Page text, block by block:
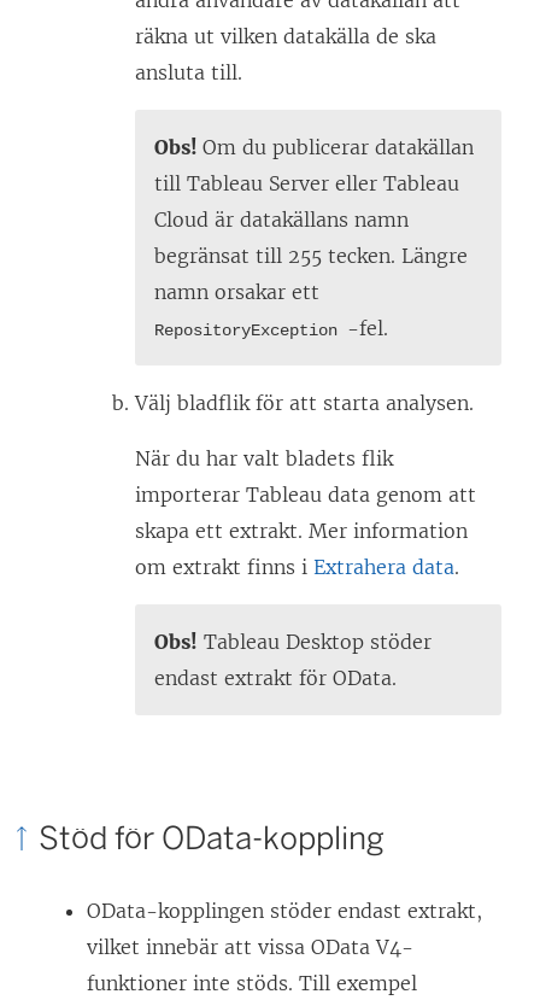
räkna ut vilken datakälla de ska
ansluta till.
Obs! Om du publicerar datakällan
till Tableau Server eller Tableau
Cloud är datakällans namn
begränsat till 255 tecken. Längre
namn orsakar ett
RepositoryException -fel.
Välj bladflik för att starta analysen.
När du har valt bladets flik
importerar Tableau data genom att
skapa ett extrakt. Mer information
om extrakt finns i Extrahera data.
Obs! Tableau Desktop stöder
endast extrakt för OData.
Stöd för OData-koppling
OData-kopplingen stöder endast extrakt,
vilket innebär att vissa OData V4-
funktioner inte stöds. Till exempel